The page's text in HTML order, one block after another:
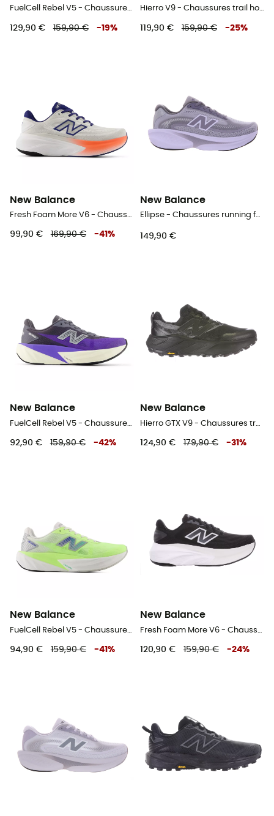
FuelCell Rebel V5 - Chaussures running homme
129,90 € 159,90 € -19%
Hierro V9 - Chaussures trail homme
119,90 € 159,90 € -25%
New Balance
Fresh Foam More V6 - Chaussures running homme
99,90 € 169,90 € -41 %
New Balance
Ellipse - Chaussures running femme
149,90 €
New Balance
FuelCell Rebel V5 - Chaussures running femme
92,90 € 159,90 € -42%
New Balance
Hierro GTX V9 - Chaussures trail femme
124,90 € 179,90 € -31 %
New Balance
FuelCell Rebel V5 - Chaussures running homme
94,90 € 159,90 € -41 %
New Balance
Fresh Foam More V6 - Chaussures running femme
120,90 € 159,90 € -24%